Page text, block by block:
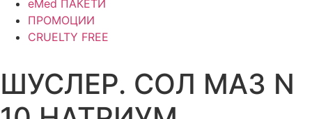
eMed ПАКЕТИ
ПРОМОЦИИ
CRUELTY FREE
ШУСЛЕР. СОЛ МАЗ N